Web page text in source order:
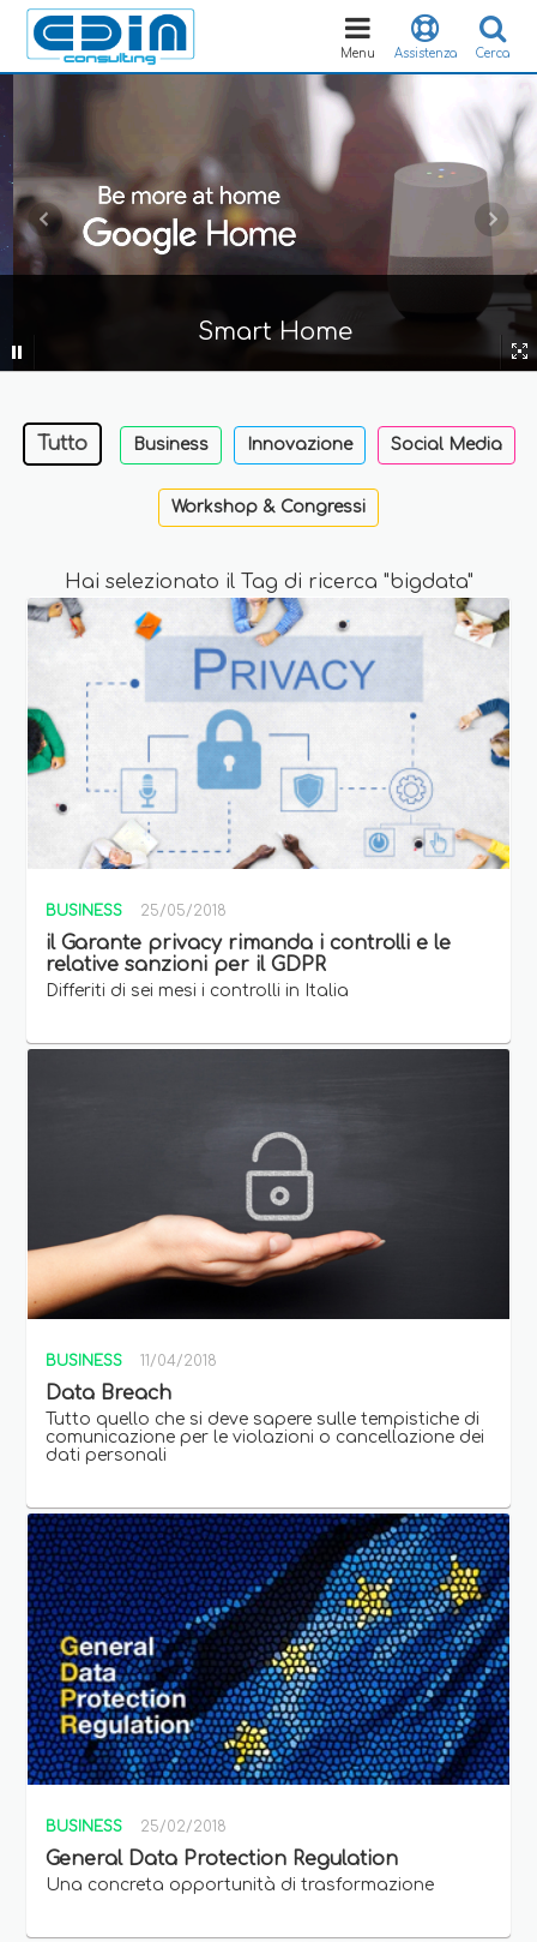
Cerca
Assistenza
Toggle
navigation
Menu
Smart Home
Tutto Business Innovazione Social Media
Workshop & Congressi
Hai selezionato il Tag di ricerca "bigdata"
BUSINESS 25/05/2018
il Garante privacy rimanda i controlli e le
relative sanzioni per il GDPR
Differiti di sei mesi i controlli in Italia
BUSINESS 11/04/2018
Data Breach
Tutto quello che si deve sapere sulle tempistiche di
comunicazione per le violazioni o cancellazione dei
dati personali
BUSINESS 25/02/2018
General Data Protection Regulation
Una concreta opportunità di trasformazione